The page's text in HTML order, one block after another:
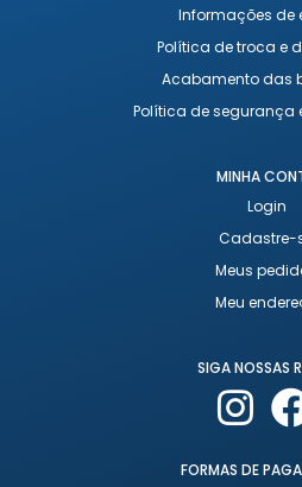
Informações de
Política de troca e
Acabamento das
Política de segurança
MINHA
Login
Cadastre-
Meus
Meu
SIGA NOSSAS
FORMAS DE